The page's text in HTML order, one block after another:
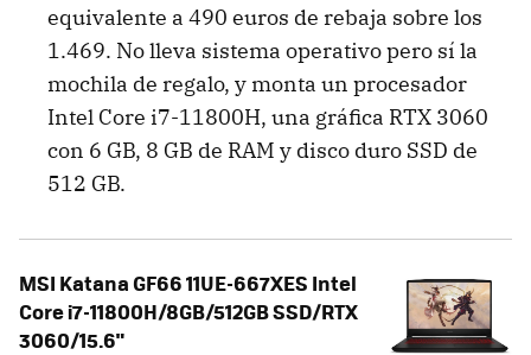
equivalente a 490 euros de rebaja sobre los
1.469. No lleva sistema operativo pero sí la
mochila de regalo, y monta un procesador
Intel Core i7-11800H, una gráfica RTX 3060
con 6 GB, 8 GB de RAM y disco duro SSD de
512 GB.
MSI Katana GF66 11UE-667XES Intel
Core i7-11800H/8GB/512GB SSD/RTX
3060/15.6"